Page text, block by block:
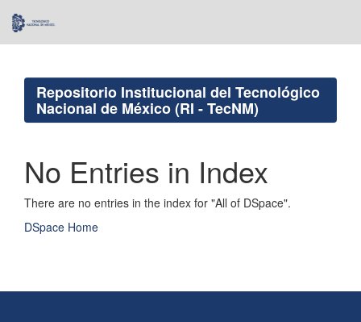
navigation
Repositorio Institucional del Tecnológico
Nacional de México (RI - TecNM)
No Entries in Index
There are no entries in the index for "All of DSpace".
DSpace Home